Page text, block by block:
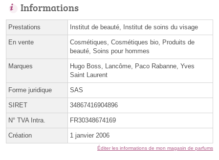
Informations
Prestations Institut de beauté, Institut de soins du visage
En vente
Cosmétiques, Cosmétiques bio, Produits de
beauté, Soins pour hommes
Marques
Hugo Boss, Lancôme, Paco Rabanne, Yves
Saint Laurent
Forme juridique SAS
SIRET 34867416904896
N° TVA Intra. FR30348674169
Création 1 janvier 2006
Éditer les informations de mon magasin de parfums